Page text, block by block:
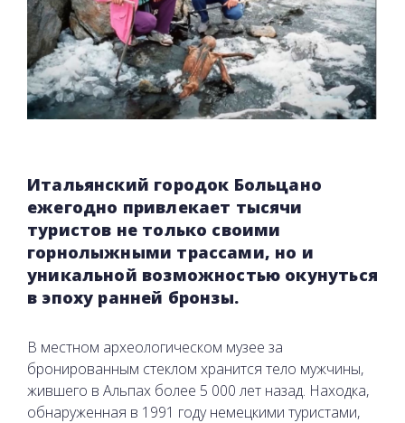
Итальянский городок Больцано
ежегодно привлекает тысячи
туристов не только своими
горнолыжными трассами, но и
уникальной возможностью окунуться
в эпоху ранней бронзы.
В местном археологическом музее за
бронированным стеклом хранится тело мужчины,
жившего в Альпах более 5 000 лет назад. Находка,
обнаруженная в 1991 году немецкими туристами,